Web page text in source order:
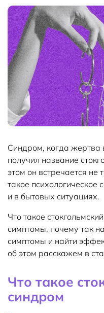
Синдром, когда жертва
получил название
этом он встречается не
такое психологическое
и в бытовых ситуациях.
Что такое
симптомы, почему так
симптомы и найти
об этом расскажем в
Что такое
синдром